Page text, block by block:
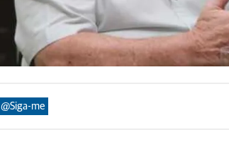
@Siga-me